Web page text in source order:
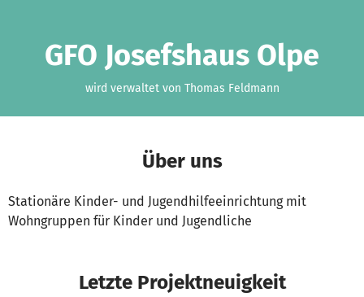
GFO Josefshaus Olpe
wird verwaltet von Thomas Feldmann
Über uns
Stationäre Kinder- und Jugendhilfeeinrichtung mit
Wohngruppen für Kinder und Jugendliche
Letzte Projektneuigkeit